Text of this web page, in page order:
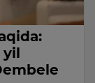
yil